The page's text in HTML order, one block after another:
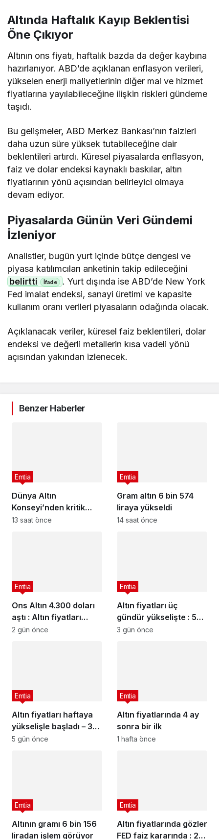
Altında Haftalık Kayıp Beklentisi
Öne Çıkıyor
Altının ons fiyatı, haftalık bazda da değer kaybına
hazırlanıyor. ABD’de açıklanan enflasyon verileri,
yükselen enerji maliyetlerinin diğer mal ve hizmet
fiyatlarına yayılabileceğine ilişkin riskleri gündeme
taşıdı.
Bu gelişmeler, ABD Merkez Bankası’nın faizleri
daha uzun süre yüksek tutabileceğine dair
beklentileri artırdı. Küresel piyasalarda enflasyon,
faiz ve dolar endeksi kaynaklı baskılar, altın
fiyatlarının yönü açısından belirleyici olmaya
devam ediyor.
Piyasalarda Günün Veri Gündemi
İzleniyor
Analistler, bugün yurt içinde bütçe dengesi ve
piyasa katılımcıları anketinin takip edileceğini
belirtti
. Yurt dışında ise ABD’de New York
Fed imalat endeksi, sanayi üretimi ve kapasite
kullanım oranı verileri piyasaların odağında olacak.
Açıklanacak veriler, küresel faiz beklentileri, dolar
endeksi ve değerli metallerin kısa vadeli yönü
açısından yakından izlenecek.
Benzer Haberler
Dünya Altın
Konseyi’nden kritik
rapor
Emtia
13 saat önce
Gram altın 6 bin 574
liraya yükseldi
Emtia
14 saat önce
Ons Altın 4.300 doları
aştı : Altın fiyatları
neden yükseliyor?
Emtia
2 gün önce
Altın fiyatları üç
gündür yükselişte : 5
Ağustos 2026 güncel
Emtia
3 gün önce
Altın fiyatları haftaya
yükselişle başladı – 3
Ağustos 2026 güncel
Emtia
5 gün önce
Altın fiyatlarında 4 ay
sonra bir ilk
Emtia
1 hafta önce
Altının gramı 6 bin 156
liradan işlem görüyor
Emtia
Altın fiyatlarında gözler
FED faiz kararında : 29
Emtia